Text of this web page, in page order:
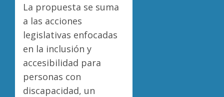
La propuesta se suma
a las acciones
legislativas enfocadas
en la inclusión y
accesibilidad para
personas con
discapacidad, un